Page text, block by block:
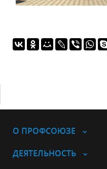
О ПРОФСОЮЗЕ
ДЕЯТЕЛЬНОСТЬ